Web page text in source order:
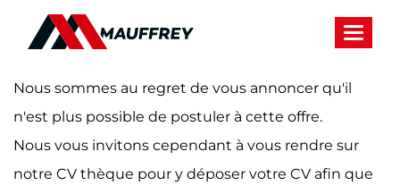
Nous sommes au regret de vous annoncer qu'il
n'est plus possible de postuler à cette offre.
Nous vous invitons cependant à vous rendre sur
notre CV thèque pour y déposer votre CV afin que